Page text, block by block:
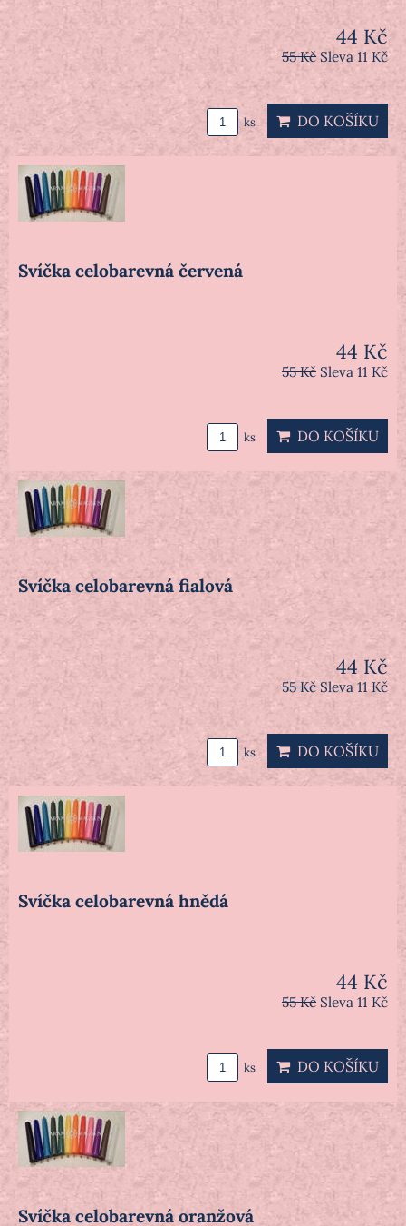
44 Kč
55 Kč Sleva 11 Kč
ks DO KOŠÍKU
Svíčka celobarevná červená
44 Kč
55 Kč Sleva 11 Kč
ks DO KOŠÍKU
Svíčka celobarevná fialová
44 Kč
55 Kč Sleva 11 Kč
ks DO KOŠÍKU
Svíčka celobarevná hnědá
44 Kč
55 Kč Sleva 11 Kč
ks DO KOŠÍKU
Svíčka celobarevná oranžová